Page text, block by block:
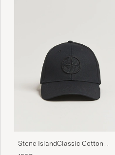
Stone IslandClassic Cotton
CapBlack